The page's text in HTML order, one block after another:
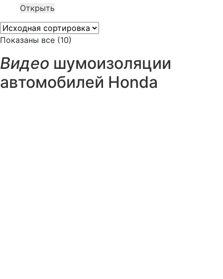
Открыть
Показаны все (10)
Видео шумоизоляции
автомобилей Honda